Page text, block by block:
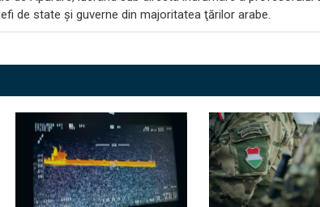
de state şi guverne din majoritatea ţărilor arabe.